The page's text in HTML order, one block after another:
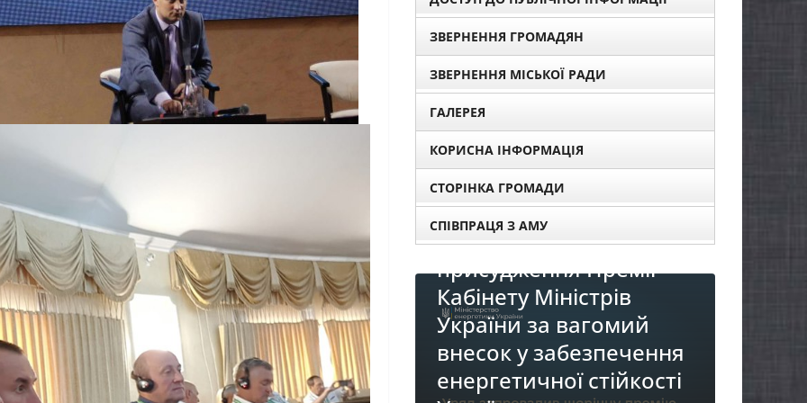
ЗВЕРНЕННЯ ГРОМАДЯН
ЗВЕРНЕННЯ МІСЬКОЇ РАДИ
ГАЛЕРЕЯ
КОРИСНА ІНФОРМАЦІЯ
СТОРІНКА ГРОМАДИ
СПІВПРАЦЯ З АМУ
прийом документів для
присудження Премії
Кабінету Міністрів
України за вагомий
внесок у забезпечення
енергетичної стійкості
НОВИНИ
До уваги представників
бізнесу!